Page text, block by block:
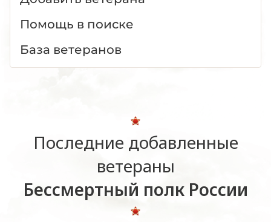
Помощь в поиске
База ветеранов
Последние добавленные
ветераны
Бессмертный полк России